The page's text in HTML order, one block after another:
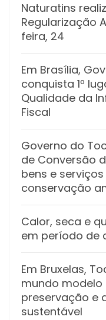
Naturatins
Regularização
feira, 24
Em Brasília,
conquista 1º
Qualidade da
Fiscal
Governo do
de Conversão
bens e
conservação
Calor, seca e
em período de
Em Bruxelas,
mundo modelo
preservação e
sustentável